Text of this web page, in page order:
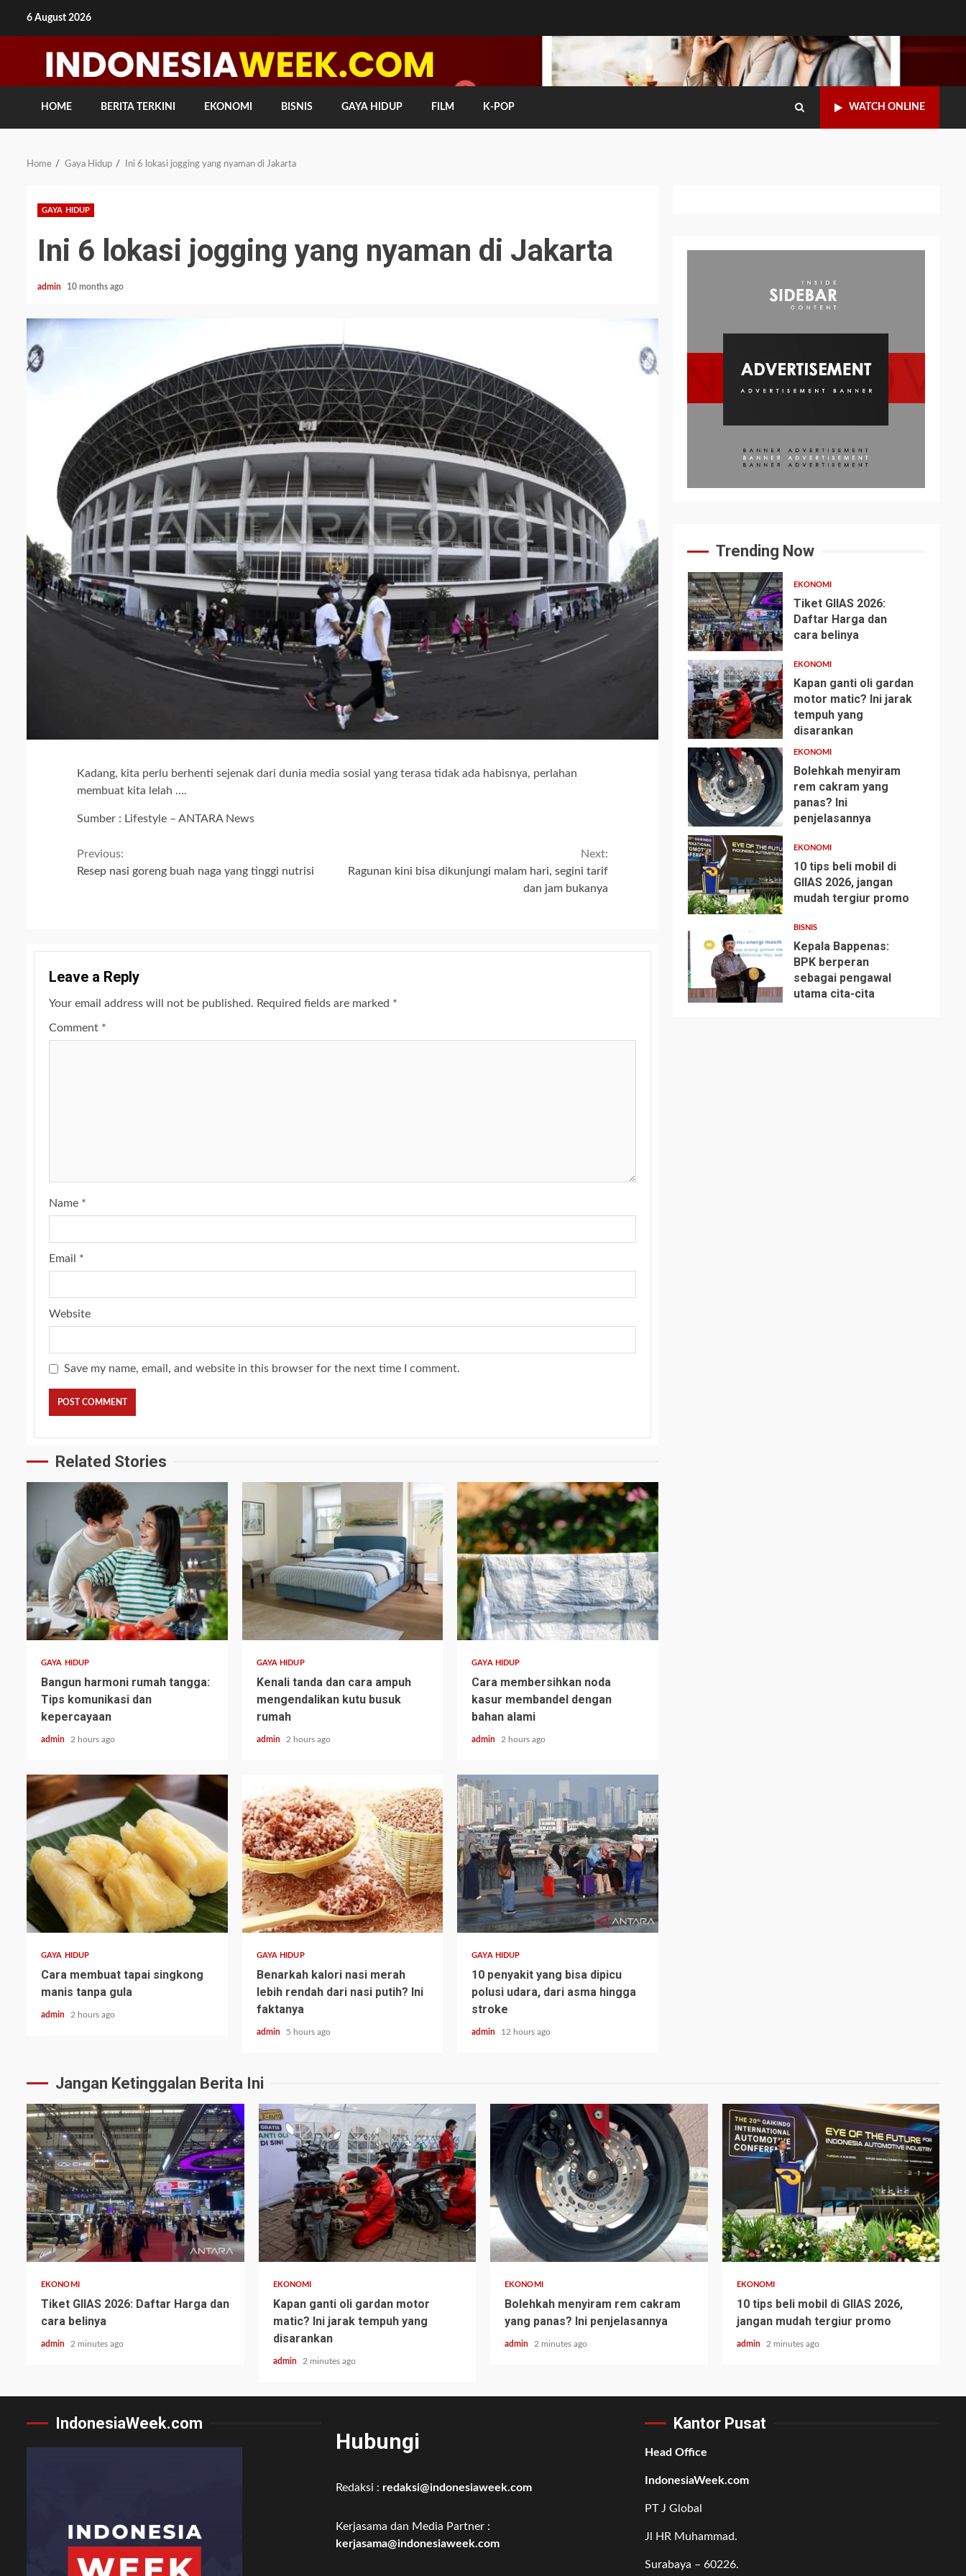
6 August 2026
HOME BERITA TERKINI EKONOMI BISNIS GAYA HIDUP FILM K-POP WATCH ONLINE
Home Gaya Hidup Ini 6 lokasi jogging yang nyaman di Jakarta
GAYA HIDUP
Ini 6 lokasi jogging yang nyaman di Jakarta
admin 10 months ago
Kadang, kita perlu berhenti sejenak dari dunia media sosial yang terasa tidak ada habisnya, perlahan
membuat kita lelah ….
Sumber : Lifestyle – ANTARA News
Continue
Previous:
Resep nasi goreng buah naga yang tinggi nutrisi
Next:
Ragunan kini bisa dikunjungi malam hari, segini tarif
dan jam bukanya
Leave a Reply
Your email address will not be published. Required fields are marked *
Comment *
Name *
Email *
Website
Save my name, email, and website in this browser for the next time I comment.
Related Stories
GAYA HIDUP
Bangun harmoni rumah tangga:
Tips komunikasi dan
kepercayaan
admin 2 hours ago
GAYA HIDUP
Kenali tanda dan cara ampuh
mengendalikan kutu busuk
rumah
admin 2 hours ago
GAYA HIDUP
Cara membersihkan noda
kasur membandel dengan
bahan alami
admin 2 hours ago
GAYA HIDUP
Cara membuat tapai singkong
manis tanpa gula
admin 2 hours ago
GAYA HIDUP
Benarkah kalori nasi merah
lebih rendah dari nasi putih? Ini
faktanya
admin 5 hours ago
GAYA HIDUP
10 penyakit yang bisa dipicu
polusi udara, dari asma hingga
stroke
admin 12 hours ago
Trending Now
1
EKONOMI
Tiket GIIAS 2026:
Daftar Harga dan
cara belinya
2
EKONOMI
Kapan ganti oli gardan
motor matic? Ini jarak
tempuh yang
disarankan
3
EKONOMI
Bolehkah menyiram
rem cakram yang
panas? Ini
penjelasannya
4
EKONOMI
10 tips beli mobil di
GIIAS 2026, jangan
mudah tergiur promo
5
BISNIS
Kepala Bappenas:
BPK berperan
sebagai pengawal
utama cita-cita
Jangan Ketinggalan Berita Ini
EKONOMI
Tiket GIIAS 2026: Daftar Harga dan
cara belinya
admin 2 minutes ago
EKONOMI
Kapan ganti oli gardan motor
matic? Ini jarak tempuh yang
disarankan
admin 2 minutes ago
EKONOMI
Bolehkah menyiram rem cakram
yang panas? Ini penjelasannya
admin 2 minutes ago
EKONOMI
10 tips beli mobil di GIIAS 2026,
jangan mudah tergiur promo
admin 2 minutes ago
IndonesiaWeek.com
Hubungi
Redaksi : redaksi@indonesiaweek.com
Kerjasama dan Media Partner :
kerjasama@indonesiaweek.com
Kantor Pusat
Head Office
IndonesiaWeek.com
PT J Global
Jl HR Muhammad.
Surabaya – 60226.